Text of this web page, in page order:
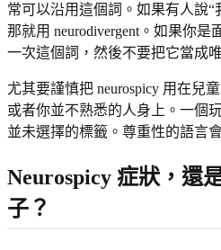
常可以沿用這個詞。如果有人說“
那就用 neurodivergent。如果你
一次這個詞，然後不要把它當成
尤其要謹慎把 neurospicy 用在兒
或者你並不熟悉的人身上。一個
並未選擇的標籤。尊重性的語言
Neurospicy 症狀，還
子？